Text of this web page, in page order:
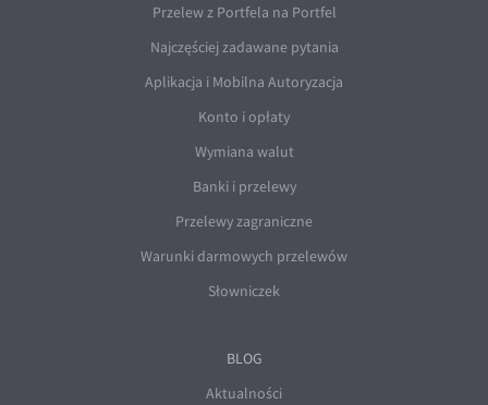
Przelew z Portfela na Portfel
Najczęściej zadawane pytania
Aplikacja i Mobilna Autoryzacja
Konto i opłaty
Wymiana walut
Banki i przelewy
Przelewy zagraniczne
Warunki darmowych przelewów
Słowniczek
BLOG
Aktualności